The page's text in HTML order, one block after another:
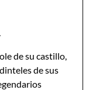
de su castillo,
de sus